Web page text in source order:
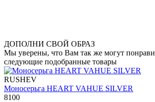
ДОПОЛНИ СВОЙ ОБРАЗ
Мы уверены, что Вам так же могут
следующие подобранные товары
RUSHEV
Моносерьга HEART VAHUE SILVER
8100